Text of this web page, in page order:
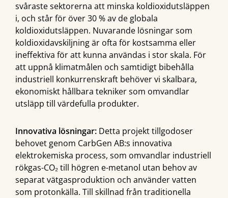
svåraste sektorerna att minska koldioxidutsläppen
i, och står för över 30 % av de globala
koldioxidutsläppen. Nuvarande lösningar som
koldioxidavskiljning är ofta för kostsamma eller
ineffektiva för att kunna användas i stor skala. För
att uppnå klimatmålen och samtidigt bibehålla
industriell konkurrenskraft behöver vi skalbara,
ekonomiskt hållbara tekniker som omvandlar
utsläpp till värdefulla produkter.
Innovativa lösningar: Detta projekt tillgodoser
behovet genom CarbGen AB:s innovativa
elektrokemiska process, som omvandlar industriell
rökgas-CO₂ till högren e-metanol utan behov av
separat vätgasproduktion och använder vatten
som protonkälla. Till skillnad från traditionella